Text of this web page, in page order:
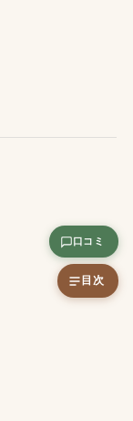
口コミ
目次